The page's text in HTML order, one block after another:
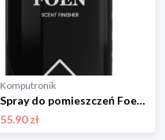
Komputronik
Spray do pomieszczeń Foen Jack 500ml
55.90 zł